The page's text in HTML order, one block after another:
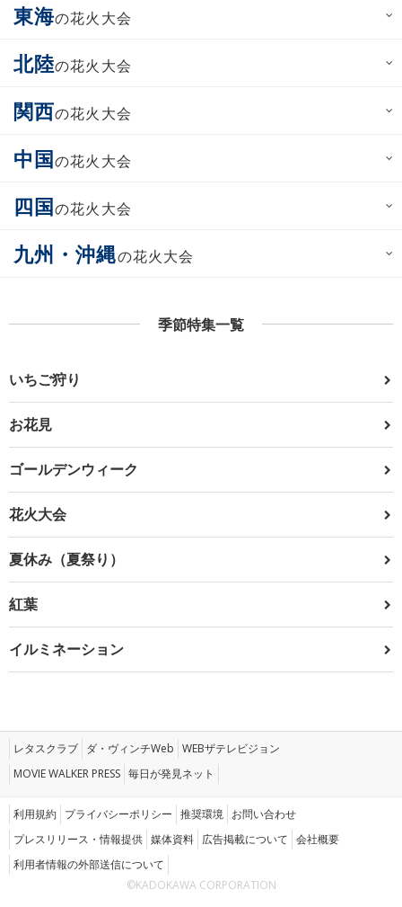
東海の花火大会
北陸の花火大会
関西の花火大会
中国の花火大会
四国の花火大会
九州・沖縄の花火大会
季節特集一覧
いちご狩り
お花見
ゴールデンウィーク
花火大会
夏休み（夏祭り）
紅葉
イルミネーション
レタスクラブ ダ・ヴィンチWeb WEBザテレビジョン
MOVIE WALKER PRESS 毎日が発見ネット
利用規約 プライバシーポリシー 推奨環境 お問い合わせ
プレスリリース・情報提供 媒体資料 広告掲載について 会社概要
利用者情報の外部送信について
©KADOKAWA CORPORATION